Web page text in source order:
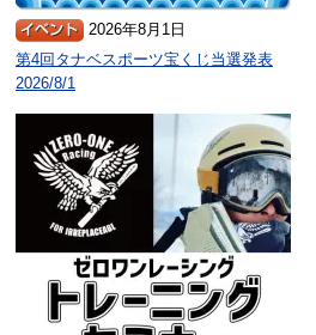
2026年8月1日
第4回タナベスポーツ宝くじ当選発表
2026/8/1